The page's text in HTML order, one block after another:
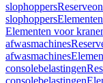
slophoppers
slophoppers
Elementen voor
afwasmachines
afwasmachines
consolebelastingen
consolebelastingen